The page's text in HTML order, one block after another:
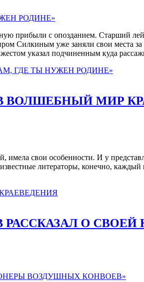
прибыли с опозданием. Старший
Силкиным уже заняли свои места
указал подчиненным куда
ГДЕ ТЫ НУЖЕН РОДИНЕ»
ВОЛШЕБНЫЙ МИР
имела свои особенности. И у
литераторы, конечно, каждый
РАССКАЗАЛ О